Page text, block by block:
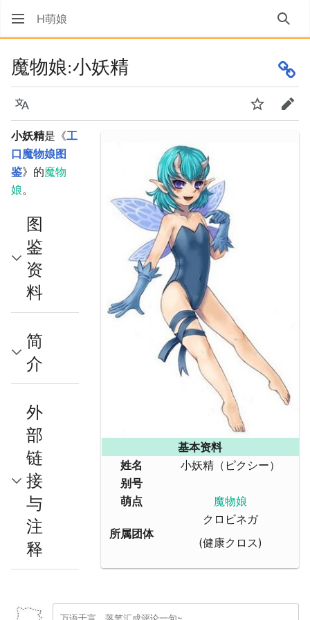
H萌娘 搜索
魔物娘:小妖精
语言 监视 编辑
基本资料
姓名
小妖精（ピクシー）
别号
萌点
魔物娘
所属团体
クロビネガ
(健康クロス)
小妖精是《工
口魔物娘图
鉴》的魔物
娘。
图
鉴
资
料
简
介
外
部
链
接
与
注
释